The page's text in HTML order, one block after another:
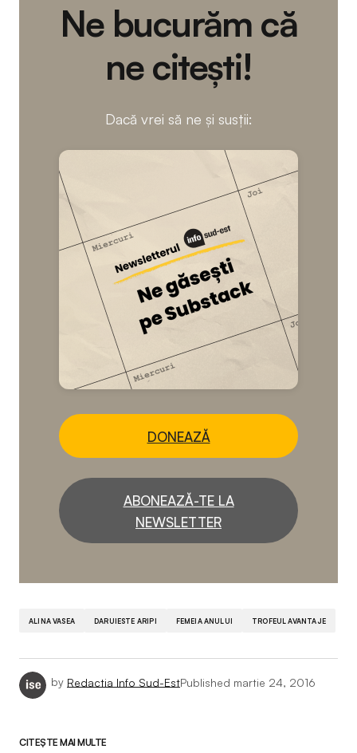
Ne bucurăm că
ne citești!
Dacă vrei să ne și susții:
DONEAZĂ
ABONEAZĂ-TE LA
NEWSLETTER
ALINA VASEA DARUIESTE ARIPI FEMEIA ANULUI TROFEUL AVANTAJE
by Redactia Info Sud-EstPublished martie 24, 2016
CITEȘTE MAI MULTE